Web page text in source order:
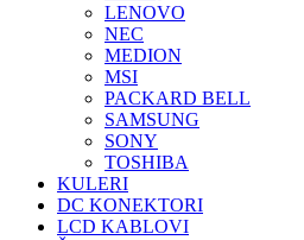
LENOVO
NEC
MEDION
MSI
PACKARD BELL
SAMSUNG
SONY
TOSHIBA
KULERI
DC KONEKTORI
LCD KABLOVI